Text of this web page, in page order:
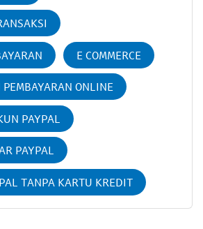
E COMMERCE
ONLINE
PAYPAL
PAYPAL
TANPA KARTU KREDIT